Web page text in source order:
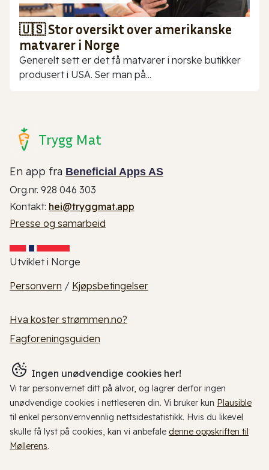
🇺🇸 Stor oversikt over amerikanske
matvarer i Norge
Generelt sett er det få matvarer i norske butikker
produsert i USA. Ser man på...
Trygg Mat
En app fra Beneficial Apps AS
Org.nr. 928 046 303
Kontakt: hei@tryggmat.app
Presse og samarbeid
Utviklet i Norge
Personvern / Kjøpsbetingelser
Hva koster strømmen.no?
Fagforeningsguiden
Ingen unødvendige cookies her!
Vi tar personvernet ditt på alvor, og lagrer derfor ingen
unødvendige cookies i nettleseren din. Vi bruker kun Plausible
til enkel personvernvennlig nettsidestatistikk. Hvis du likevel
skulle få lyst på cookies, kan vi anbefale denne oppskriften til
Møllerens.